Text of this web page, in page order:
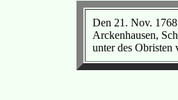
Den 21. Nov.
Arckenhausen,
unter des